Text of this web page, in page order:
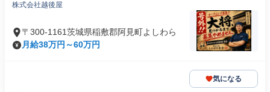
株式会社越後屋
〒300-1161茨城県稲敷郡阿見町よしわら
月給38万円～60万円
気になる